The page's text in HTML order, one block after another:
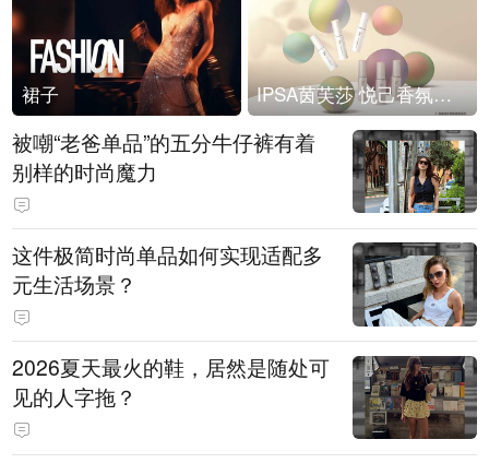
裙子 IPSA茵芙莎 悦己香氛凝露上市
被嘲“老爸单品”的五分牛仔裤有着
别样的时尚魔力
这件极简时尚单品如何实现适配多
元生活场景？
2026夏天最火的鞋，居然是随处可
见的人字拖？